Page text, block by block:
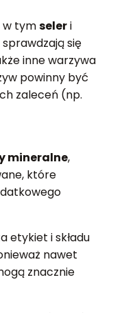
w tymseleri
się
inne warzywa
powinny być
zaleceń (np.
mineralne,
które
etykiet i składu
nawet
znacznie